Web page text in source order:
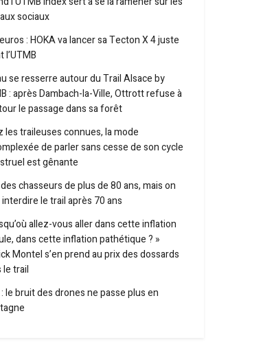
sociaux
: HOKA va lancer sa Tecton X 4 juste
l’UTMB
se resserre autour du Trail Alsace by
: après Dambach-la-Ville, Ottrott refuse à
le passage dans sa forêt
les traileuses connues, la mode
de parler sans cesse de son cycle
est gênante
des chasseurs de plus de 80 ans, mais on
le trail après 70 ans
allez-vous aller dans cette inflation
dans cette inflation pathétique ? »
Montel s’en prend au prix des dossards
le trail
le bruit des drones ne passe plus en